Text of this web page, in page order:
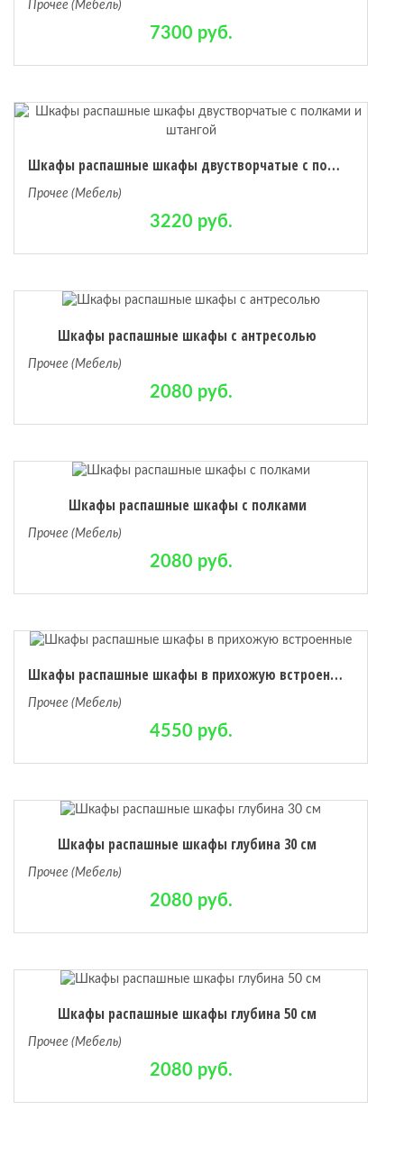
Прочее (Мебель)
7300 руб.
Шкафы распашные шкафы двустворчатые с полками и штангой
Прочее (Мебель)
3220 руб.
Шкафы распашные шкафы с антресолью
Прочее (Мебель)
2080 руб.
Шкафы распашные шкафы с полками
Прочее (Мебель)
2080 руб.
Шкафы распашные шкафы в прихожую встроенные
Прочее (Мебель)
4550 руб.
Шкафы распашные шкафы глубина 30 см
Прочее (Мебель)
2080 руб.
Шкафы распашные шкафы глубина 50 см
Прочее (Мебель)
2080 руб.